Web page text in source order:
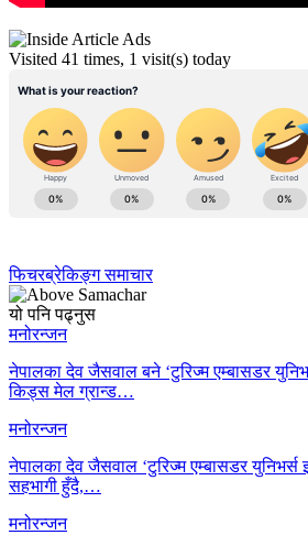
Visited 41 times, 1 visit(s) today
फिचरब्रेकिङ्ग समाचार
यो पनि पढ्नुस
मनोरन्जन
नेपालका देव जैसवाल बने ‘टुरिज्म एम्बासडर
किड्स मेल ग्रान्ड…
मनोरन्जन
नेपालका देव जैसवाल ‘टुरिज्म एम्बासडर
सहभागी हुँदै,…
मनोरन्जन